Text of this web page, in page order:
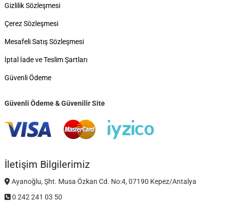
Gizlilik Sözleşmesi
Çerez Sözleşmesi
Mesafeli Satış Sözleşmesi
İptal İade ve Teslim Şartları
Güvenli Ödeme
Güvenli Ödeme & Güvenilir Site
İletişim Bilgilerimiz
Ayanoğlu, Şht. Musa Özkan Cd. No:4, 07190 Kepez/Antalya
0 242 241 03 50